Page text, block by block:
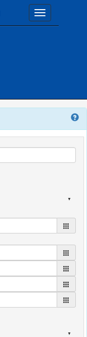
Toggle